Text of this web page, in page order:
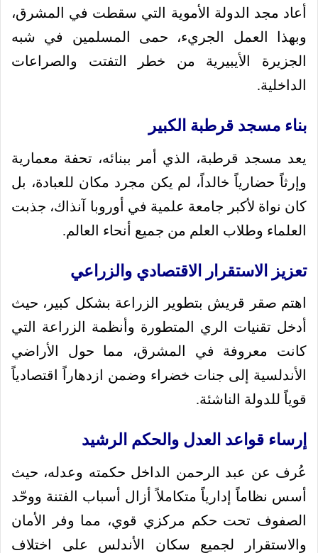
أعاد مجد الدولة الأموية التي سقطت في المشرق،
وبهذا العمل الجريء، حمى المسلمين في شبه
الجزيرة الأيبيرية من خطر التفتت والصراعات
الداخلية.
بناء مسجد قرطبة الكبير
يعد مسجد قرطبة، الذي أمر ببنائه، تحفة معمارية
وإرثاً حضارياً خالداً، لم يكن مجرد مكان للعبادة، بل
كان نواة لأكبر جامعة علمية في أوروبا آنذاك، جذبت
العلماء وطلاب العلم من جميع أنحاء العالم.
تعزيز الاستقرار الاقتصادي والزراعي
اهتم صقر قريش بتطوير الزراعة بشكل كبير، حيث
أدخل تقنيات الري المتطورة وأنظمة الزراعة التي
كانت معروفة في المشرق، مما حول الأراضي
الأندلسية إلى جنات خضراء وضمن ازدهاراً اقتصادياً
قوياً للدولة الناشئة.
إرساء قواعد العدل والحكم الرشيد
عُرف عن عبد الرحمن الداخل حكمته وعدله، حيث
أسس نظاماً إدارياً متكاملاً أزال أسباب الفتنة ووحّد
الصفوف تحت حكم مركزي قوي، مما وفر الأمان
والاستقرار لجميع سكان الأندلس على اختلاف